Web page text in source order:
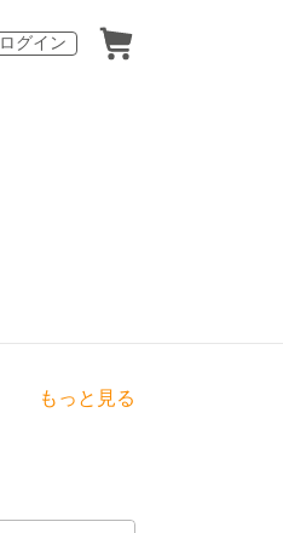
ログイン
もっと見る